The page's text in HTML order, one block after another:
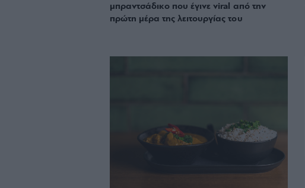
μπραντσάδικο που έγινε viral από την
πρώτη μέρα της λειτουργίας του